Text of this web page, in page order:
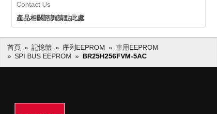
Contact Us
產品相關諮詢請點此處
首頁 記憶體 序列EEPROM
車用EEPROM
SPI BUS EEPROM
BR25H256FVM-5AC